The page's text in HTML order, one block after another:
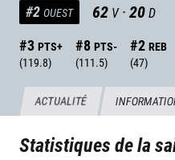
#2 OUEST 62 V ·20D
#3 PTS+
(119.8)
#8 PTS-
(111.5)
#2 REB
(47)
ACTUALITÉ
Statistiques de la